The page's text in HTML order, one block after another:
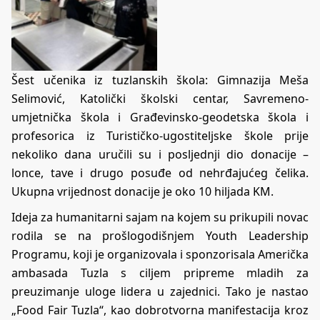
Šest učenika iz tuzlanskih škola: Gimnazija Meša
Selimović, Katolički školski centar, Savremeno-
umjetnička škola i Građevinsko-geodetska škola i
profesorica iz Turističko-ugostiteljske škole prije
nekoliko dana uručili su i posljednji dio donacije –
lonce, tave i drugo posuđe od nehrđajućeg čelika.
Ukupna vrijednost donacije je oko 10 hiljada KM.
Ideja za humanitarni sajam na kojem su prikupili novac
rodila se na prošlogodišnjem Youth Leadership
Programu, koji je organizovala i sponzorisala Američka
ambasada Tuzla s ciljem pripreme mladih za
preuzimanje uloge lidera u zajednici. Tako je nastao
„Food Fair Tuzla“, kao dobrotvorna manifestacija kroz